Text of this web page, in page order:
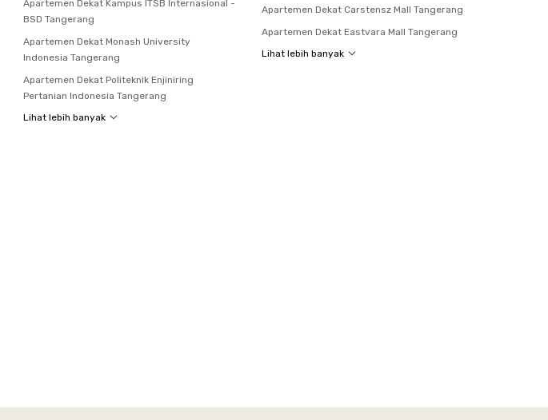
Apartemen Dekat Kampus ITSB Internasional -
BSD Tangerang
Apartemen Dekat Monash University
Indonesia Tangerang
Apartemen Dekat Politeknik Enjiniring
Pertanian Indonesia Tangerang
Lihat lebih banyak
Apartemen Dekat Carstensz Mall Tangerang
Apartemen Dekat Eastvara Mall Tangerang
Lihat lebih banyak